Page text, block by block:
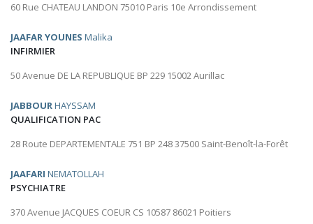
60 Rue CHATEAU LANDON 75010 Paris 10e Arrondissement
JAAFAR YOUNES Malika
INFIRMIER
50 Avenue DE LA REPUBLIQUE BP 229 15002 Aurillac
JABBOURHAYSSAM
QUALIFICATION PAC
28 Route DEPARTEMENTALE 751 BP 248 37500 Saint-Benoît-la-Forêt
JAAFARI NEMATOLLAH
PSYCHIATRE
370 Avenue JACQUES COEUR CS 10587 86021 Poitiers